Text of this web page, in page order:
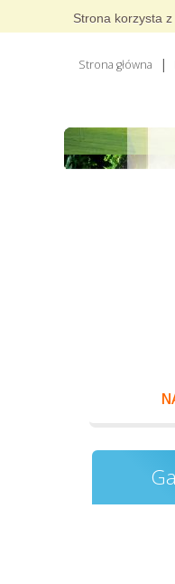
Strona korzysta
Strona główna